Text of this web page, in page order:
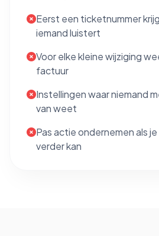
Eerst een ticketnummer
iemand luistert
Voor elke kleine wijziging
factuur
Instellingen waar niemand
van weet
Pas actie ondernemen als
verder kan